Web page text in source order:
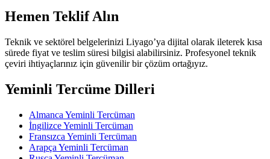
Hemen Teklif Alın
Teknik ve sektörel belgelerinizi Liyago’ya dijital olarak ileterek kısa
sürede fiyat ve teslim süresi bilgisi alabilirsiniz. Profesyonel teknik
çeviri ihtiyaçlarınız için güvenilir bir çözüm ortağıyız.
Yeminli Tercüme Dilleri
Almanca Yeminli Tercüman
İngilizce Yeminli Tercüman
Fransızca Yeminli Tercüman
Arapça Yeminli Tercüman